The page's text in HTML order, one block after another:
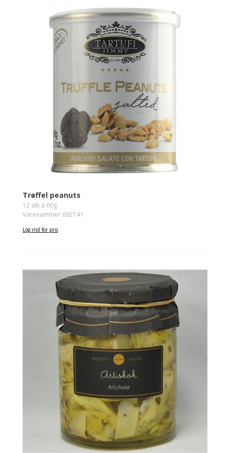
Trøffel peanuts
12 stk á 60g
Varenummer 692141
Log ind for pris